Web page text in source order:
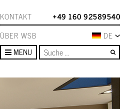
KONTAKT
+49 160 92589540
ÜBER WSB
DE
MENU